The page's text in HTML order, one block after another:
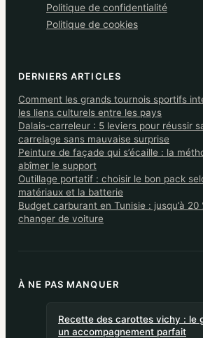
Politique de confidentialité
Politique de cookies
DERNIERS ARTICLES
Comment les grands tournois sportifs
les liens culturels entre les pays
Dalais-carreleur : 5 leviers pour réussir
carrelage sans mauvaise surprise
Peinture de façade qui s’écaille : la
abîmer le support
Outillage portatif : choisir le bon pack
matériaux et la batterie
Budget carburant en Tunisie : jusqu’à 20
changer de voiture
À NE PAS MANQUER
Recette des carottes vichy : le
un accompagnement parfait